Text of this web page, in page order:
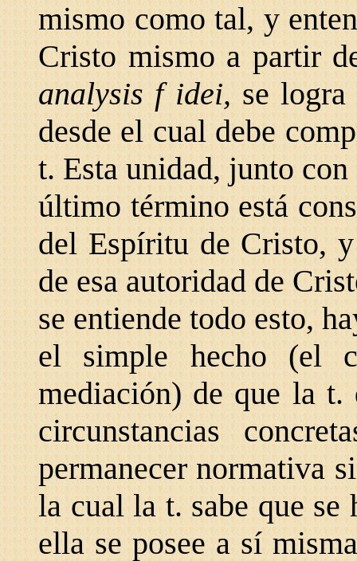
mismo como tal, y
Cristo mismo a partir
analysis f idei,se
desde el cual debe
t. Esta unidad, junto
último término está
del Espíritu de Cristo,
de esa autoridad de
se entiende todo esto,
el simple hecho (el
mediación) de que la
circunstancias
permanecer normativa
la cual la t. sabe que se
ella se posee a sí